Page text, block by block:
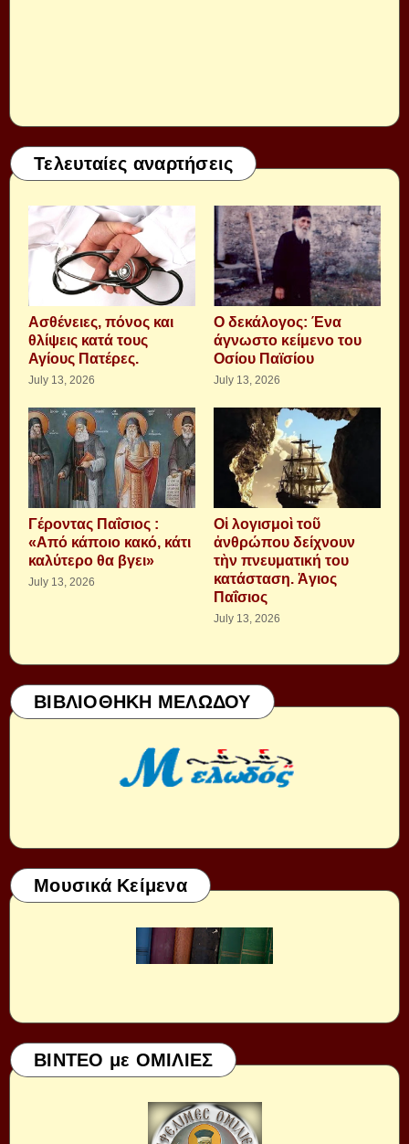
Τελευταίες αναρτήσεις
Aσθένειες, πόνος και
θλίψεις κατά τους
Αγίους Πατέρες.
July 13, 2026
Ο δεκάλογος: Ένα
άγνωστο κείμενο του
Οσίου Παϊσίου
July 13, 2026
Γέροντας Παΐσιος :
«Από κάποιο κακό, κάτι
καλύτερο θα βγει»
July 13, 2026
Οἱ λογισμοὶ τοῦ
ἀνθρώπου δείχνουν
τὴν πνευματική του
κατάσταση. Ἁγιος
Παΐσιος
July 13, 2026
ΒΙΒΛΙΟΘΗΚΗ ΜΕΛΩΔΟΥ
Μουσικά Κείμενα
ΒΙΝΤΕΟ με ΟΜΙΛΙΕΣ